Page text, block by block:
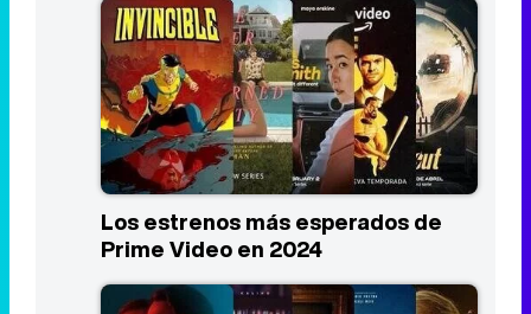
Los estrenos más esperados de
Prime Video en 2024